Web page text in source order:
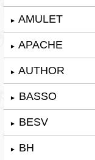
► AMULET
► APACHE
► AUTHOR
► BASSO
► BESV
► BH